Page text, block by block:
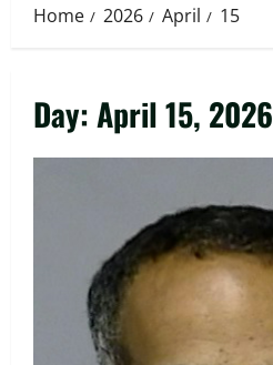
Home 2026 April 15
Day:April 15, 2026